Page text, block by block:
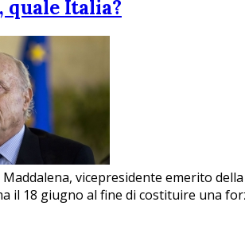
quale Italia?
vicepresidente emerito
il 18 giugno al fine di costituire una